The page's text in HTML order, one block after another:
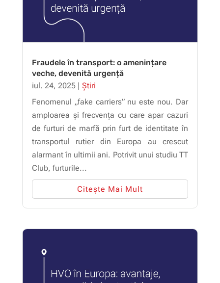
Fraudele în transport: o amenințare
veche, devenită urgență
iul. 24, 2025| Știri
Fenomenul „fake carriers” nu este nou. Dar
amploarea și frecvența cu care apar cazuri
de furturi de marfă prin furt de identitate în
transportul rutier din Europa au crescut
alarmant în ultimii ani. Potrivit unui studiu TT
Club, furturile...
Citește Mai Mult